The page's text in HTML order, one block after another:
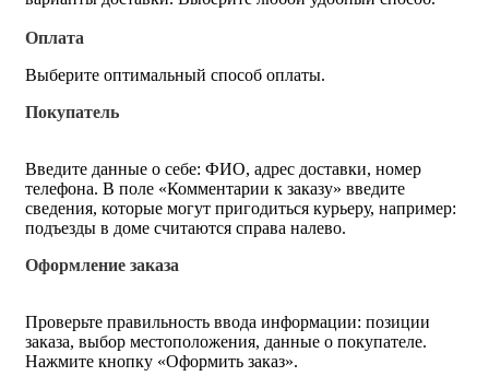
Оплата
Выберите оптимальный способ оплаты.
Покупатель
Введите данные о себе: ФИО, адрес доставки, номер
телефона. В поле «Комментарии к заказу» введите
сведения, которые могут пригодиться курьеру, например:
подъезды в доме считаются справа налево.
Оформление заказа
Проверьте правильность ввода информации: позиции
заказа, выбор местоположения, данные о покупателе.
Нажмите кнопку «Оформить заказ».